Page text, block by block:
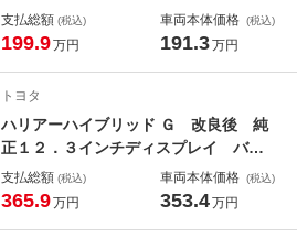
突被害軽減システム レーダークルー
ズ ドラレコ コーナーセンサー ス
ーム 車線逸脱警報
支払総額 (税込)
199.9万円
車両本体価格 (税込)
191.3万円
トヨタ
ハリアーハイブリッド Ｇ 改良後 純
正１２．３インチディスプレイ バッ
クカメラ 衝突被害軽減システム レ
ーダークルーズ 禁煙車 電動リアゲ
支払総額 (税込)
365.9万円
車両本体価格 (税込)
353.4万円